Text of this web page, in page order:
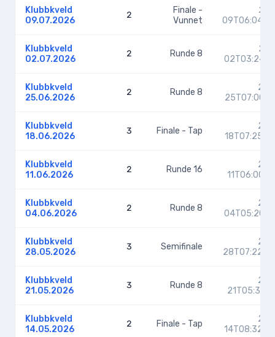
Klubbkveld
09.07.2026
2
Finale -
Vunnet
Klubbkveld
02.07.2026
2 Runde 8
Klubbkveld
25.06.2026
2 Runde 8
Klubbkveld
18.06.2026
3 Finale - Tap
Klubbkveld
11.06.2026
2 Runde 16
Klubbkveld
04.06.2026
2 Runde 8
Klubbkveld
28.05.2026
3 Semifinale
Klubbkveld
21.05.2026
3 Runde 8
Klubbkveld
14.05.2026
2 Finale - Tap